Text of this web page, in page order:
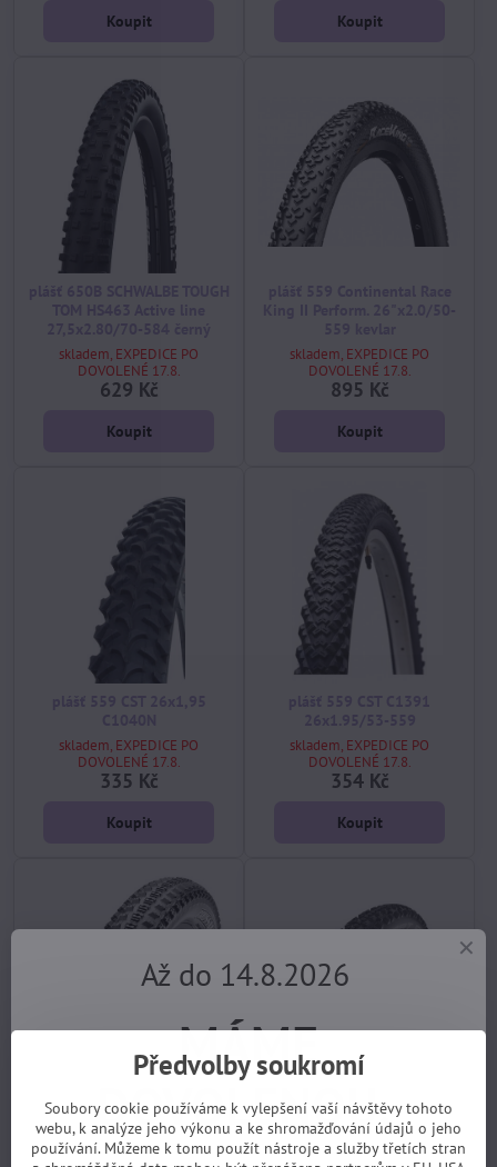
Koupit Koupit
skladem, EXPEDICE PO
DOVOLENÉ 17.8.
629 Kč
Koupit
skladem, EXPEDICE PO
DOVOLENÉ 17.8.
895 Kč
Koupit
skladem, EXPEDICE PO
DOVOLENÉ 17.8.
335 Kč
Koupit
skladem, EXPEDICE PO
DOVOLENÉ 17.8.
354 Kč
Koupit
Crossmark 29x2.25 kevlar
EXO TR
skladem, EXPEDICE PO
Sam Addix Performance
26x2.10/54-559
skladem, EXPEDICE PO
Předvolby soukromí
Soubory cookie používáme k vylepšení vaší návštěvy tohoto
webu, k analýze jeho výkonu a ke shromažďování údajů o jeho
používání. Můžeme k tomu použít nástroje a služby třetích stran
Až do 14.8.2026
MÁME
DOVOLENOU.